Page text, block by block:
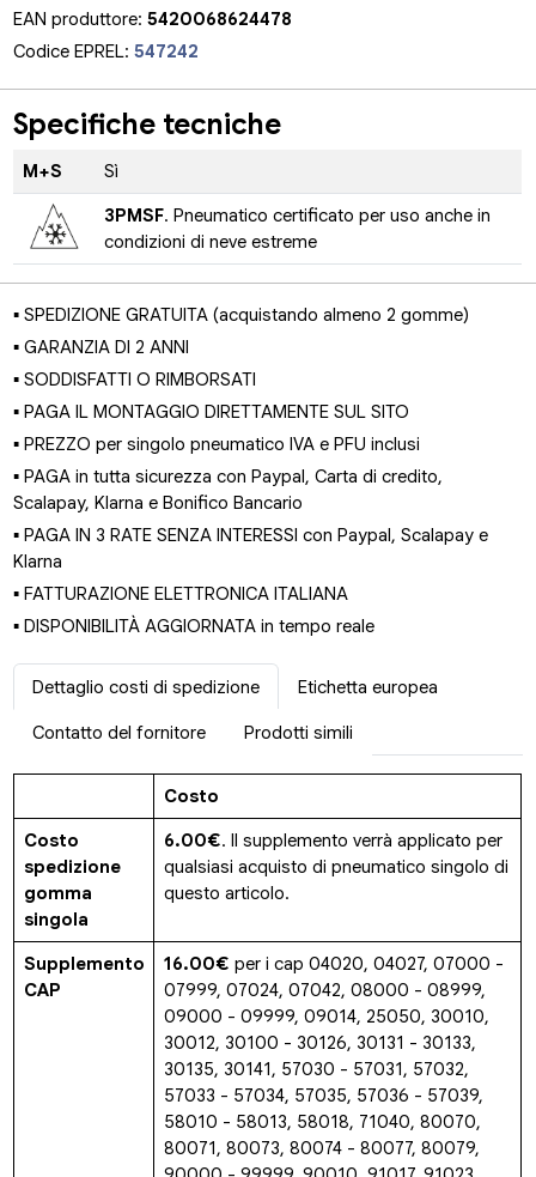
EAN produttore:5420068624478
Codice EPREL:547242
Specifiche tecniche
M+S Sì
3PMSF. Pneumatico certificato per uso anche in
condizioni di neve estreme
▪ SPEDIZIONE GRATUITA (acquistando almeno 2 gomme)
▪ GARANZIA DI 2 ANNI
▪ SODDISFATTI O RIMBORSATI
▪ PAGA IL MONTAGGIO DIRETTAMENTE SUL SITO
▪ PREZZO per singolo pneumatico IVA e PFU inclusi
▪ PAGA in tutta sicurezza con Paypal, Carta di credito,
Scalapay, Klarna e Bonifico Bancario
▪ PAGA IN 3 RATE SENZA INTERESSI con Paypal, Scalapay e
Klarna
▪ FATTURAZIONE ELETTRONICA ITALIANA
▪ DISPONIBILITÀ AGGIORNATA in tempo reale
Dettaglio costi di spedizione Etichetta europea
Contatto del fornitore Prodotti simili
Costo
Costo
spedizione
gomma
singola
6.00€. Il supplemento verrà applicato per
qualsiasi acquisto di pneumatico singolo di
questo articolo.
Supplemento
CAP
16.00€ per i cap 04020, 04027, 07000 -
07999, 07024, 07042, 08000 - 08999,
09000 - 09999, 09014, 25050, 30010,
30012, 30100 - 30126, 30131 - 30133,
30135, 30141, 57030 - 57031, 57032,
57033 - 57034, 57035, 57036 - 57039,
58010 - 58013, 58018, 71040, 80070,
80071, 80073, 80074 - 80077, 80079,